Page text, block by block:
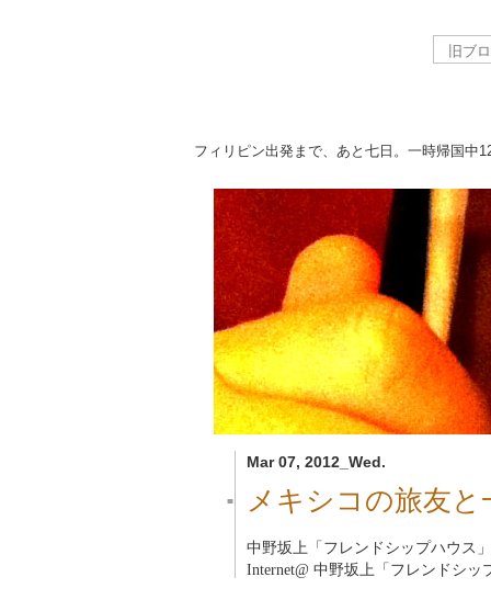
フィリピン出発まで、あと七日。一時帰国中
Mar 07, 2012_Wed.
■ メキシコの旅友と
中野坂上「フレンドシップハウス」
Internet@ 中野坂上「フレンドシッ